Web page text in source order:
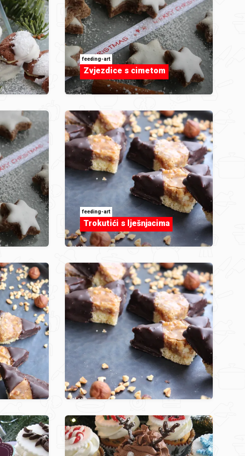
feeding-art
Zvjezdice s cimetom
feeding-art
Trokutići s lješnjacima